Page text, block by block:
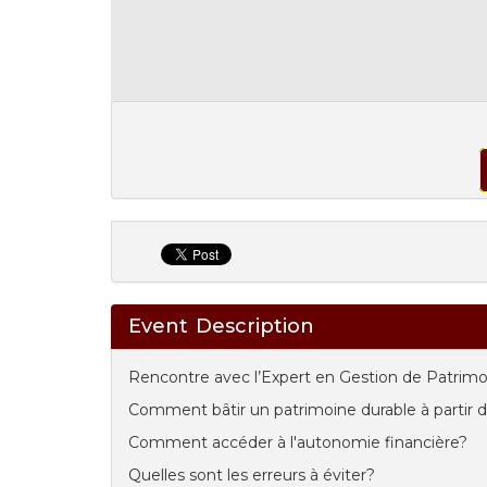
Event Description
Rencontre avec l’Expert en Gestion de
Comment bâtir un patrimoine durable à partir
Comment accéder à l'autonomie financière?
Quelles sont les erreurs à éviter?